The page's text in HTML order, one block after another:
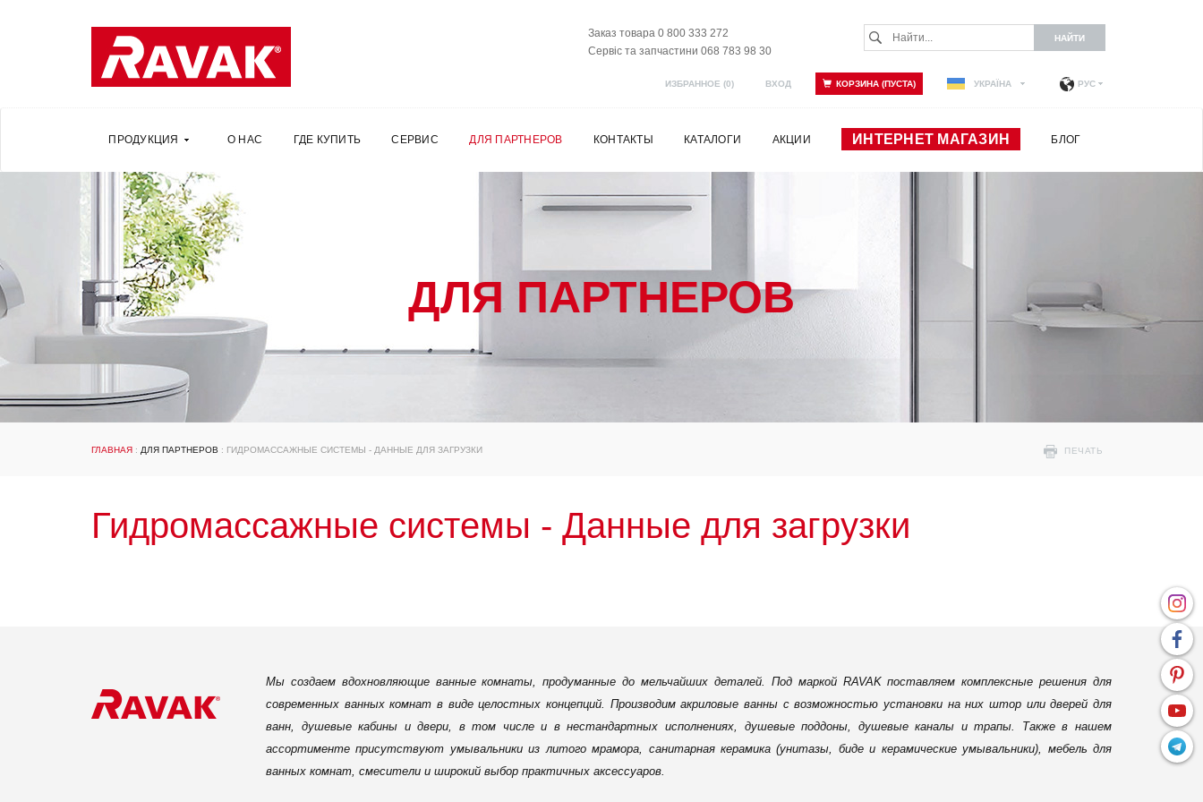
Заказ товара 0 800 333 272
Сервіс та запчастини 068 783 98 30
ИЗБРАННОЕ (0) ВХОД КОРЗИНА (ПУСТА) УКРАЇНА РУС
ПРОДУКЦИЯ О НАС ГДЕ КУПИТЬ СЕРВИС ДЛЯ ПАРТНЕРОВ КОНТАКТЫ КАТАЛОГИ АКЦИИ ИНТЕРНЕТ МАГАЗИН БЛОГ
ДЛЯ ПАРТНЕРОВ
ПЕЧАТЬ
ГЛАВНАЯ : ДЛЯ ПАРТНЕРОВ : ГИДРОМАССАЖНЫЕ СИСТЕМЫ - ДАННЫЕ ДЛЯ ЗАГРУЗКИ
Гидромассажные системы - Данные для загрузки
Мы создаем вдохновляющие ванные комнаты, продуманные до мельчайших деталей. Под маркой RAVAK поставляем комплексные решения для
современных ванных комнат в виде целостных концепций. Производим акриловые ванны с возможностью установки на них штор или дверей для
ванн, душевые кабины и двери, в том числе и в нестандартных исполнениях, душевые поддоны, душевые каналы и трапы. Также в нашем
ассортименте присутствуют умывальники из литого мрамора, санитарная керамика (унитазы, биде и керамические умывальники), мебель для
ванных комнат, смесители и широкий выбор практичных аксессуаров.